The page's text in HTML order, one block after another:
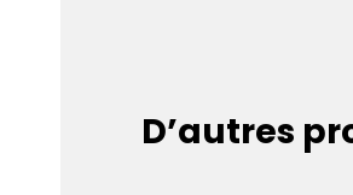
D’autres